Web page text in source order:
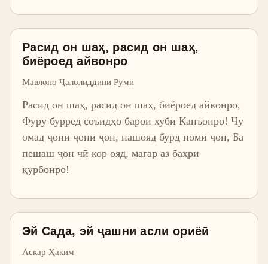
Расид он шаҳ, расид он шаҳ,
биёроед айвонро
Мавлоно Ҷалолиддини Румӣ
Расид он шаҳ, расид он шаҳ, биёроед айвонро,
Фурӯ бурред соъидҳо барои хуби Канъонро! Чу
омад ҷони ҷони ҷон, нашояд бурд номи ҷон, Ба
пешаш ҷон чӣ кор ояд, магар аз баҳри
қурбонро!
Эй Сада, эй ҷашни асли ориёӣ
Аскар Ҳаким